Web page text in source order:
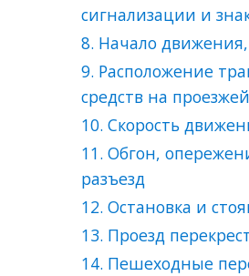
сигнализации и
8. Начало
9. Расположение
средств на
10. Скорость
11. Обгон,
разъезд
12. Остановка и
13. Проезд
14. Пешеходные